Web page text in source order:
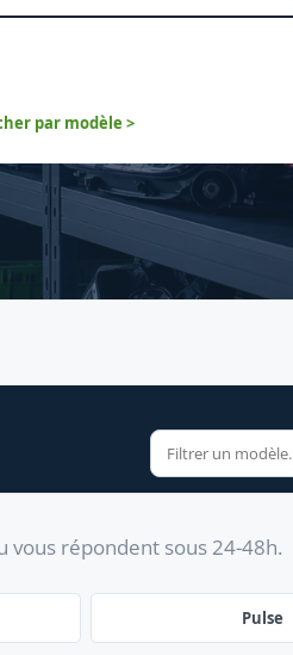
par modèle >
vous répondent sous 24-48h.
Pulse